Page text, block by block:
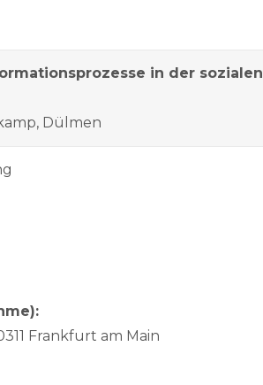
in der sozialen
Dülmen
Frankfurt am Main